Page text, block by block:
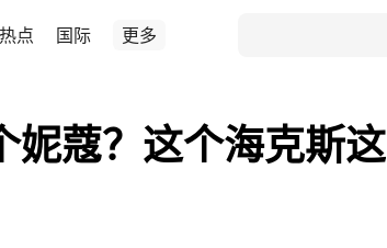
热点 国际 更多
妮蔻？这个海克斯这